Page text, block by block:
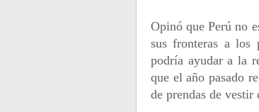
Opinó que Perú no
sus fronteras a los
podría ayudar a la
que el año pasado
de prendas de vestir